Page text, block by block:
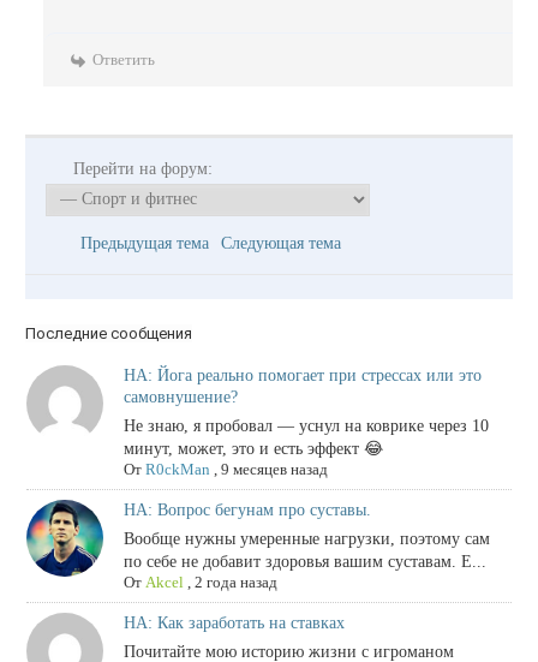
Ответить
Перейти на форум:
Предыдущая тема Следующая тема
Последние сообщения
НА: Йога реально помогает при стрессах или это
самовнушение?
Не знаю, я пробовал — уснул на коврике через 10
минут, может, это и есть эффект 😂
От R0ckMan , 9 месяцев назад
НА: Вопрос бегунам про суставы.
Вообще нужны умеренные нагрузки, поэтому сам
по себе не добавит здоровья вашим суставам. Е...
От Akcel, 2 года назад
НА: Как заработать на ставках
Почитайте мою историю жизни с игроманом